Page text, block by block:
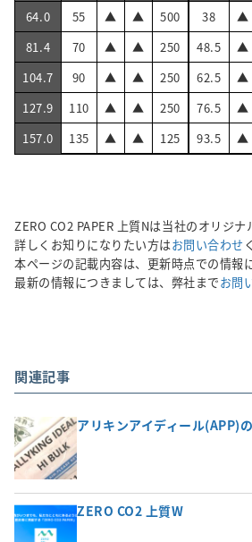
64.0
55 ▲ ▲ 500 38 ▲
81.4
70 ▲ ▲ 250 48.5 ▲
104.7
90 ▲ ▲ 250 62.5 ▲
127.9
110 ▲ ▲ 250 76.5 ▲
157.0
135 ▲ ▲ 125 93.5 ▲
ZERO CO2 PAPER 上質Nは当社のオリジナ
詳しくお知りになりたい方はお問い合わせ
本ページの記載内容は、更新時点での情報
最新の情報につきましては、弊社までお問
関連記事
アリキンアイディール(APP)
ZERO CO2 上質W